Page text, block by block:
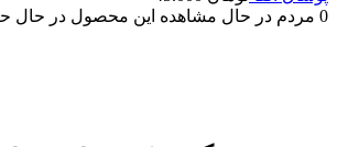
0 مردم در حال مشاهده این محصول در حال